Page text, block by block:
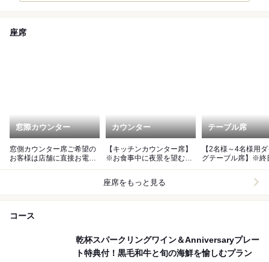
座席
窓際カウンター
窓側カウンター席ご希望の
お客様は店舗に直接お電話
カウンター
【キッチンカウンター席】
※お食事中に夜景を望む事
テーブル席
【2名様～4名様用
グテーブル席】※終
座席をもっと見る
コース
乾杯スパークリングワイン＆Anniversaryプレー
ト特典付！黒毛和牛と旬の海鮮を愉しむプラン